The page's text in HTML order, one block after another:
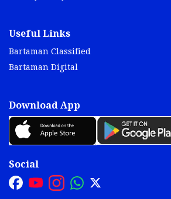
Useful Links
Bartaman Classified
Bartaman Digital
Download App
Social